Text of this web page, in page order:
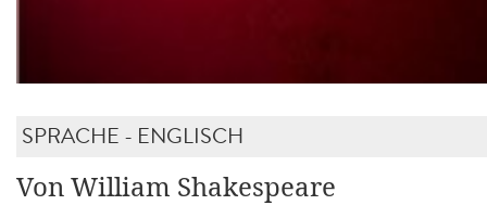
SPRACHE - ENGLISCH
Von William Shakespeare